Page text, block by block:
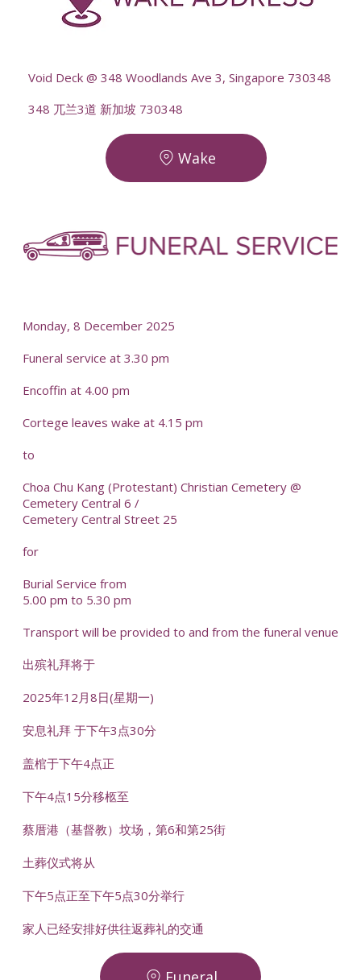
Void Deck @ 348 Woodlands Ave 3, Singapore 730348
348 兀兰3道 新加坡 730348
Wake
Monday, 8 December 2025
Funeral service at 3.30 pm
Encoffin at 4.00 pm
Cortege leaves wake at 4.15 pm
to
Choa Chu Kang (Protestant) Christian Cemetery @
Cemetery Central 6 /
Cemetery Central Street 25
for
Burial Service from
5.00 pm to 5.30 pm
Transport will be provided to and from the funeral venue
出殡礼拜将于
2025年12月8日(星期一)
安息礼拜 于下午3点30分
盖棺于下午4点正
下午4点15分移柩至
蔡厝港（基督教）坟场，第6和第25街
土葬仪式将从
下午5点正至下午5点30分举行
家人已经安排好供往返葬礼的交通